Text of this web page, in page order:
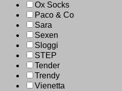
Ox Socks
Paco & Co
Sara
Sexen
Sloggi
STEP
Tender
Trendy
Vienetta